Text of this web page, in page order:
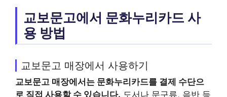
교보문고에서 문화누리카드 사
용 방법
교보문고 매장에서 사용하기
교보문고 매장에서는 문화누리카드를 결제 수단으
로 직접 사용할 수 있습니다. 도서나 문구류, 음반 등